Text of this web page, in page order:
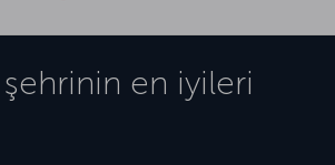
şehrinin en iyileri